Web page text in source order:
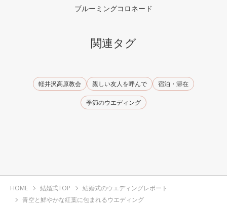
ブルーミングコロネード
関連タグ
軽井沢高原教会 親しい友人を呼んで 宿泊・滞在
季節のウエディング
HOME 結婚式TOP
結婚式のウエディングレポート
青空と鮮やかな紅葉に包まれるウエディング